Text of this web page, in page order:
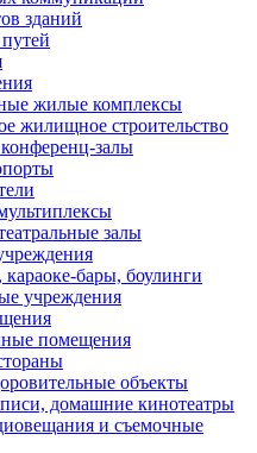
зданий
жилые комплексы
жилищное строительство
залы
залы
бары, боулинги
учреждения
помещения
объекты
домашние кинотеатры
и съемочные